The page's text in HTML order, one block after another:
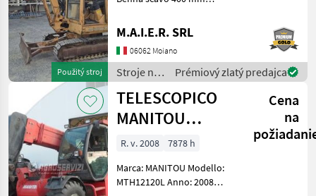
Použitý stroj
Benna liscia 1400 mm Stroje
na stavbu mini bager
M.A.I.E.R. SRL
06062 Moiano
Stroje na
stavbu /
Case IH
Prémiový zlatý predajca
TELESCOPICO
MANITOU
MHT10120L
(ANNO 2008)
Cena
na
R. v. 2008
7878 h
Marca: MANITOU Modello:
MTH12120L Anno: 2008